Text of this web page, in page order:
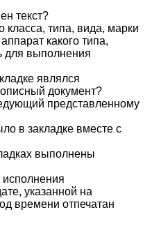
текст?
типа, вида, марки
какого типа,
для выполнения
являлся
документ?
представленному
в закладке вместе с
выполнены
исполнения
указанной на
времени отпечатан